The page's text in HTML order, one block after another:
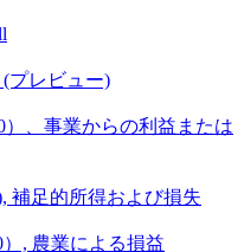
(プレビュー)
）、事業からの利益または
補足的所得および損失
）, 農業による損益